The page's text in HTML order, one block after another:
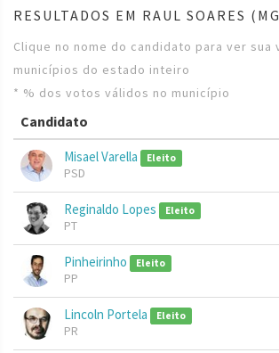
RESULTADOS EM RAUL SOARES
Clique no nome do candidato para ver sua
municípios do estado inteiro
* % dos votos válidos no município
Candidato
Misael Varella Eleito
PSD
Reginaldo Lopes Eleito
PT
Pinheirinho Eleito
PP
Lincoln Portela Eleito
PR